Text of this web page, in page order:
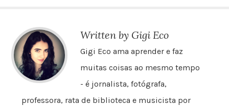
Written by Gigi Eco
Gigi Eco ama aprender e faz
muitas coisas ao mesmo tempo
- é jornalista, fotógrafa,
professora, rata de biblioteca e musicista por